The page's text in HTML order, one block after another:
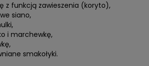
z funkcją zawieszenia (koryto),
siano,
i marchewkę,
smakołyki.